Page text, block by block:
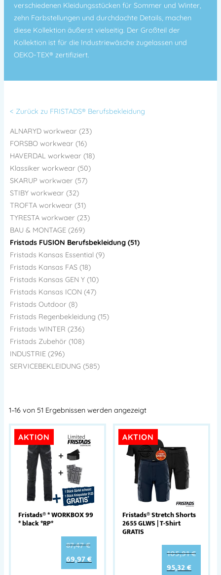
verschiedenen Kleidungsstücken für Sommer und Winter,
zehn Farbstellungen und durchdachte Details, machen
diese Kollektion äußerst vielseitig. Der Großteil der
Kollektion ist für die Industriewäsche zugelassen und
OEKO-TEX® zertifiziert.
< Zurück zu FRISTADS® Berufsbekleidung
ALNARYD workwear (23)
FORSBO workwear (16)
HAVERDAL workwear (18)
Klassiker workwear (50)
SKARUP workwaer (57)
STIBY workwear (32)
TROFTA workwear (31)
TYRESTA workwaer (23)
BAU & MONTAGE (269)
Fristads FUSION Berufsbekleidung (51)
Fristads Kansas Essential (9)
Fristads Kansas FAS (18)
Fristads Kansas GEN Y (10)
Fristads Kansas ICON (47)
Fristads Outdoor (8)
Fristads Regenbekleidung (15)
Fristads WINTER (236)
Fristads Zubehör (108)
INDUSTRIE (296)
SERVICEBEKLEIDUNG (585)
1–16 von 51 Ergebnissen werden angezeigt
AKTION
Fristads® * WORKBOX 99
* black *RP*
87,47€
69,97€
AKTION
Fristads® Stretch Shorts
2655 GLWS | T-Shirt
GRATIS
105,91€
95,32€